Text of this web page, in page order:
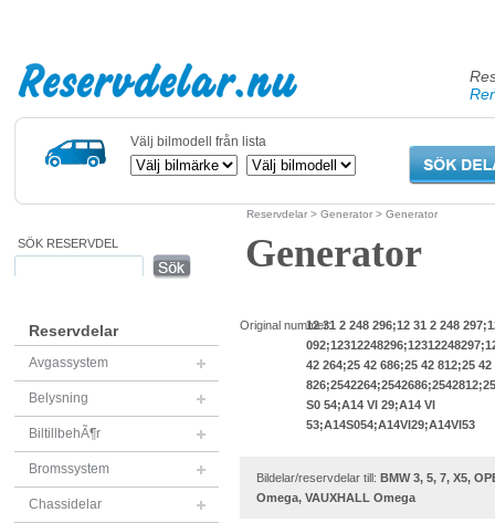
Välj bilmodell från lista
Reservdelar > Generator > Generator
SÖK RESERVDEL
Reservdelar
Avgassystem
Belysning
BiltillbehÃ¶r
Bromssystem
Chassidelar
Generator
Original nummer:12 31 2 248 296;12 31 2 248
42 264;25 42 686;25 42 812;25 42
S0 54;A14 VI 29;A14 VI
53;A14S054;A14VI29;A14VI53
Bildelar/reservdelar till: BMW 3, 5, 7, X5,
Omega, VAUXHALL Omega